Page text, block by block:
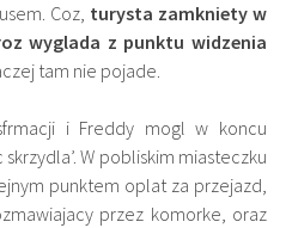
Coz, turysta zamkniety w
wyglada z punktu widzenia
tam nie pojade.
i Freddy mogl w koncu
W pobliskim miasteczku
punktem oplat za przejazd,
przez komorke, oraz